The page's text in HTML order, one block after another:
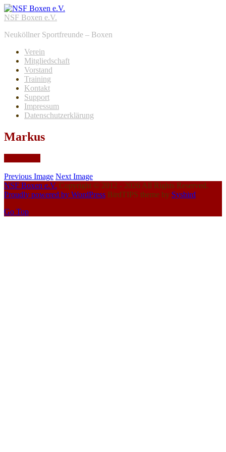
NSF Boxen e.V.
Neuköllner Sportfreunde – Boxen
Verein
Mitgliedschaft
Vorstand
Training
Kontakt
Support
Impressum
Datenschutzerklärung
Markus
Previous Image Next Image
NSF Boxen e.V. Copyright © 2012 - 2026 All Rights Reserved.
Proudly powered by WordPress BirdTIPS theme by Sysbird
Go Top